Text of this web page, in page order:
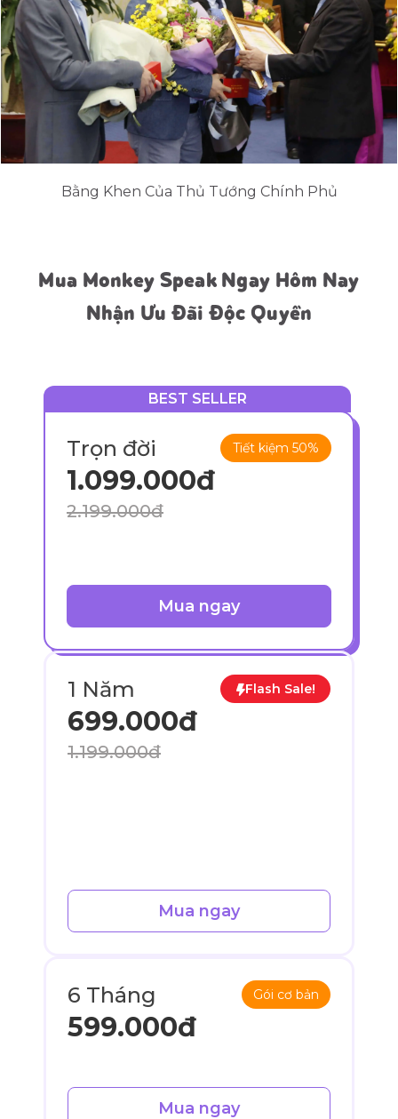
Bằng Khen Của Thủ Tướng Chính Phủ
Mua Monkey Speak Ngay Hôm Nay
Nhận Ưu Đãi Độc Quyền
BEST SELLER
Tiết kiệm 50%
Trọn đời
1.099.000đ
2.199.000đ
Mua ngay
Flash Sale!
1 Năm
699.000đ
1.199.000đ
Mua ngay
Gói cơ bản
6 Tháng
599.000đ
Mua ngay